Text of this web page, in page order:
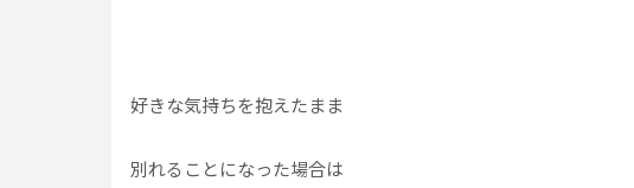
好きな気持ちを抱えたまま
別れることになった場合は